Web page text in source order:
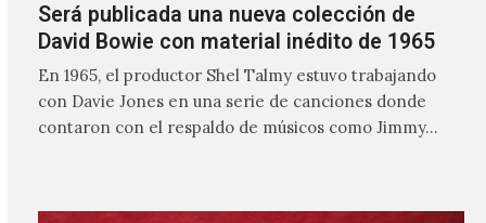
Será publicada una nueva colección de
David Bowie con material inédito de 1965
En 1965, el productor Shel Talmy estuvo trabajando
con Davie Jones en una serie de canciones donde
contaron con el respaldo de músicos como Jimmy…